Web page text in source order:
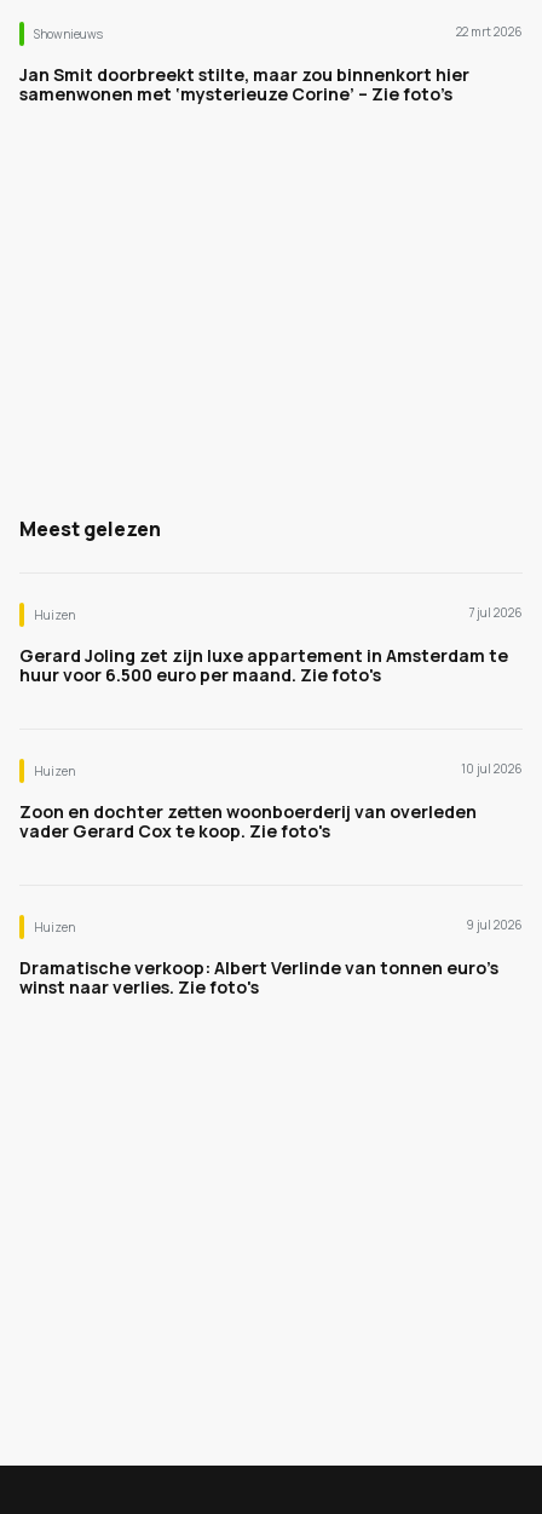
Shownieuws 22 mrt 2026
Jan Smit doorbreekt stilte, maar zou binnenkort hier
samenwonen met ‘mysterieuze Corine’ – Zie foto’s
Meest gelezen
Huizen 7 jul 2026
Gerard Joling zet zijn luxe appartement in Amsterdam te
huur voor 6.500 euro per maand. Zie foto's
Huizen 10 jul 2026
Zoon en dochter zetten woonboerderij van overleden
vader Gerard Cox te koop. Zie foto's
Huizen 9 jul 2026
Dramatische verkoop: Albert Verlinde van tonnen euro's
winst naar verlies. Zie foto's